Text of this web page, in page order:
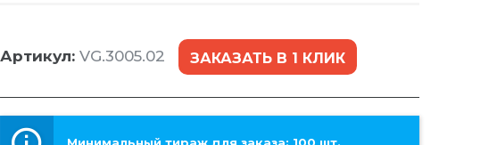
Артикул: VG.3005.02 ЗАКАЗАТЬ В 1 КЛИК